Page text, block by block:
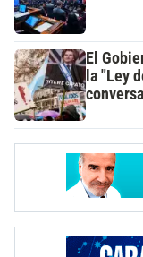
El
la "Ley